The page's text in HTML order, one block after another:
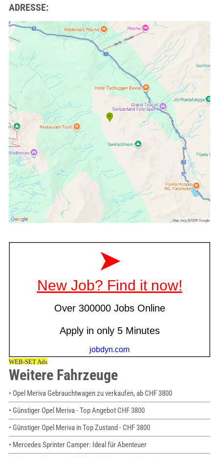
ADRESSE:
Weitere Fahrzeuge
• Opel Meriva Gebrauchtwagen zu verkaufen, ab CHF 3800
• Günstiger Opel Meriva - Top Angebot CHF 3800
• Günstiger Opel Meriva in Top Zustand - CHF 3800
• Mercedes Sprinter Camper: Ideal für Abenteuer